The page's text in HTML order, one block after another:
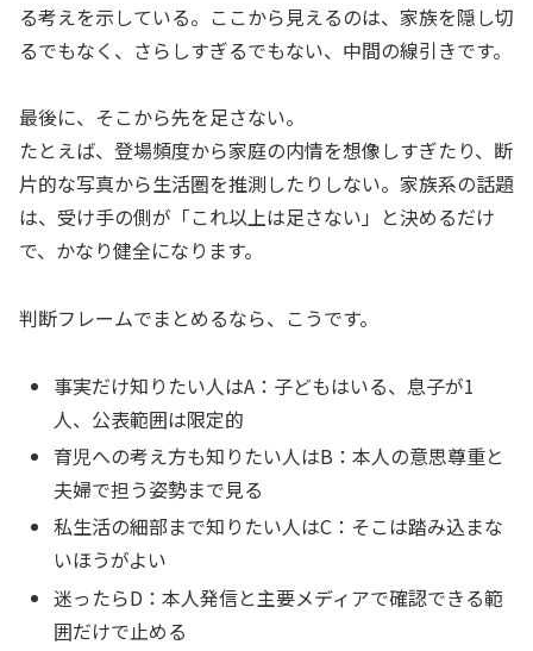
る考えを示している。ここから見えるのは、家族を隠し切
るでもなく、さらしすぎるでもない、中間の線引きです。
最後に、そこから先を足さない。
たとえば、登場頻度から家庭の内情を想像しすぎたり、断
片的な写真から生活圏を推測したりしない。家族系の話題
は、受け手の側が「これ以上は足さない」と決めるだけ
で、かなり健全になります。
判断フレームでまとめるなら、こうです。
事実だけ知りたい人はA：子どもはいる、息子が1
人、公表範囲は限定的
育児への考え方も知りたい人はB：本人の意思尊重と
夫婦で担う姿勢まで見る
私生活の細部まで知りたい人はC：そこは踏み込まな
いほうがよい
迷ったらD：本人発信と主要メディアで確認できる範
囲だけで止める